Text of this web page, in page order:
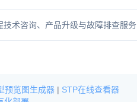
技术咨询、产品升级与故障排查服务
预览图生成器 | STP在线查看器